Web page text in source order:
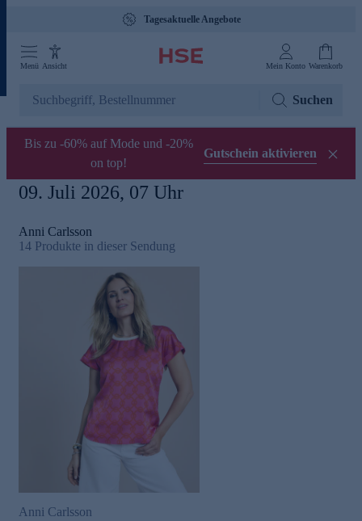
Tagesaktuelle Angebote
Menü Ansicht Mein Konto Warenkorb
Suchen
Bis zu -60% auf Mode und -20%
on top!
Gutschein aktivieren
09. Juli 2026, 07 Uhr
Anni Carlsson
14 Produkte in dieser Sendung
Anni Carlsson